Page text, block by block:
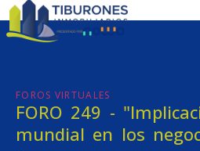
FOROS VIRTUALES:
FORO 249 -
mundial en los